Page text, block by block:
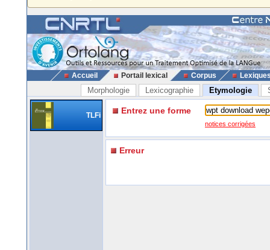
Accueil Portail lexical Corpus
Morphologie Lexicographie Etymologie
TLFi Entrez une forme
notices corrigées
Erreur